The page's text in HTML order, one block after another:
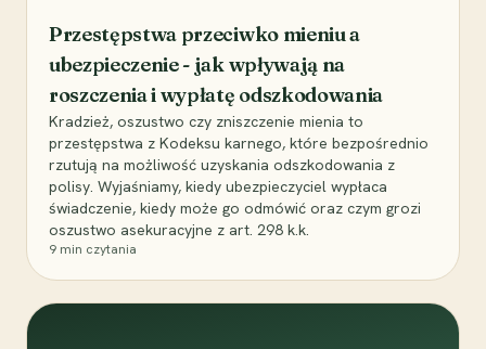
Przestępstwa przeciwko mieniu a
ubezpieczenie - jak wpływają na
roszczenia i wypłatę odszkodowania
Kradzież, oszustwo czy zniszczenie mienia to
przestępstwa z Kodeksu karnego, które bezpośrednio
rzutują na możliwość uzyskania odszkodowania z
polisy. Wyjaśniamy, kiedy ubezpieczyciel wypłaca
świadczenie, kiedy może go odmówić oraz czym grozi
oszustwo asekuracyjne z art. 298 k.k.
9 min czytania